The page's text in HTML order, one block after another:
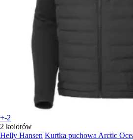
+-2
2 kolorów
Helly Hansen Kurtka puchowa Arctic